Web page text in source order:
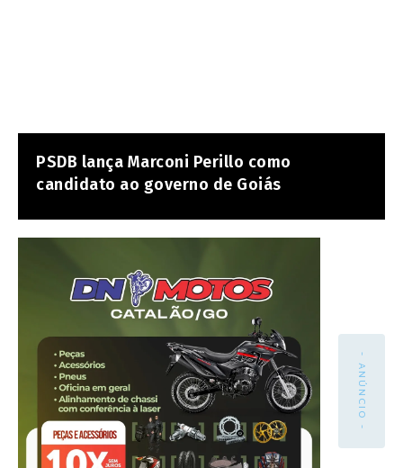
PSDB lança Marconi Perillo como
candidato ao governo de Goiás
- ANÚNCIO -